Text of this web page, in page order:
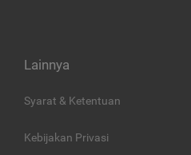
Lainnya
Syarat & Ketentuan
Kebijakan Privasi